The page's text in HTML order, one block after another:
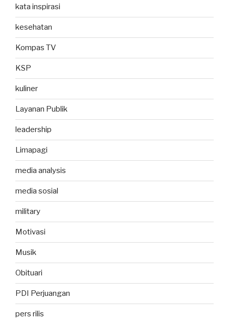
kata inspirasi
kesehatan
Kompas TV
KSP
kuliner
Layanan Publik
leadership
Limapagi
media analysis
media sosial
military
Motivasi
Musik
Obituari
PDI Perjuangan
pers rilis